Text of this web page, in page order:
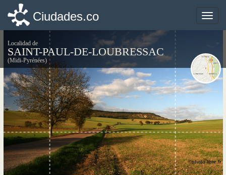
Toggle
Ciudades.co
Localidad de
SAINT-PAUL-DE-LOUBRESSAC
(Midi-Pyrénées)
©photo-libre.fr
Toggle
Ciudades.co